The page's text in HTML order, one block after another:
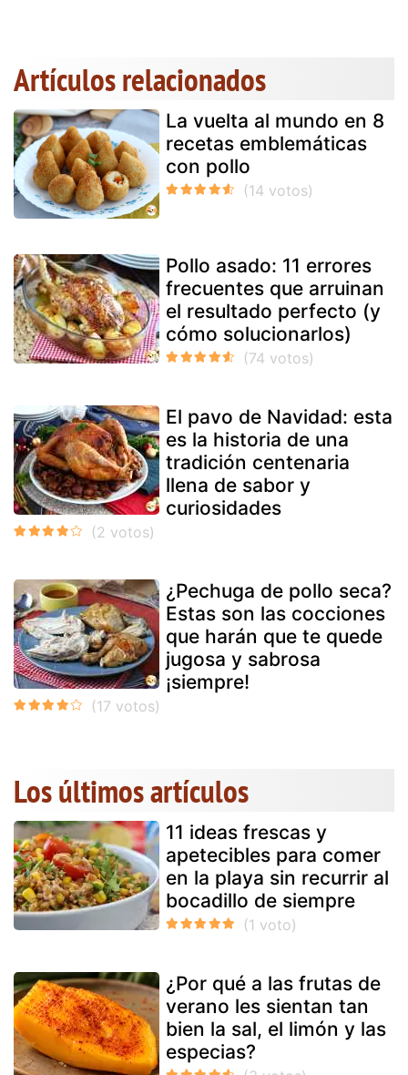
Artículos relacionados
La vuelta al mundo en 8
recetas emblemáticas
con pollo
Pollo asado: 11 errores
frecuentes que arruinan
el resultado perfecto (y
cómo solucionarlos)
El pavo de Navidad: esta
es la historia de una
tradición centenaria
llena de sabor y
curiosidades
¿Pechuga de pollo seca?
Estas son las cocciones
que harán que te quede
jugosa y sabrosa
¡siempre!
Los últimos artículos
11 ideas frescas y
apetecibles para comer
en la playa sin recurrir al
bocadillo de siempre
¿Por qué a las frutas de
verano les sientan tan
bien la sal, el limón y las
especias?